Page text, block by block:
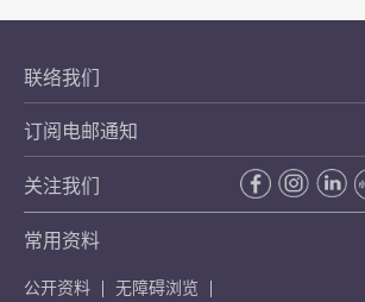
联络我们
订阅电邮通知
关注我们
常用资料
公开资料
无障碍浏览